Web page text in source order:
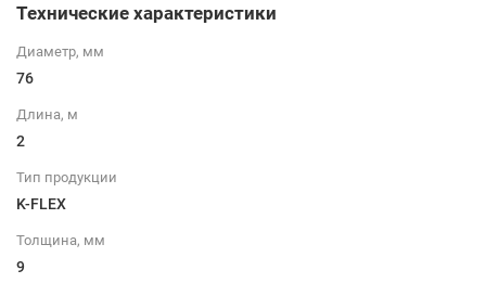
Технические характеристики
Диаметр, мм
76
Длина, м
2
Тип продукции
K-FLEX
Толщина, мм
9